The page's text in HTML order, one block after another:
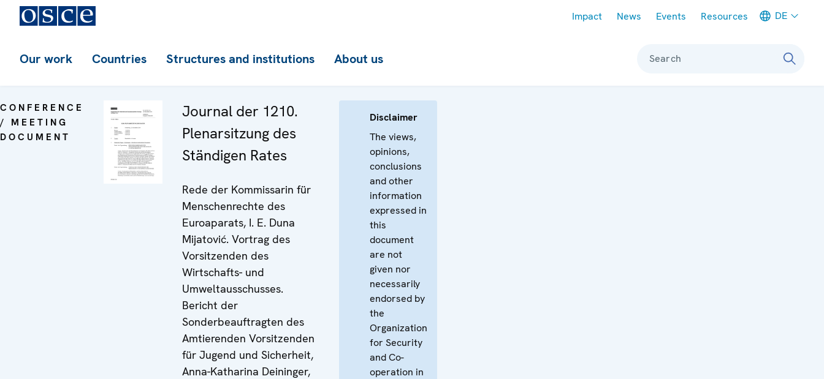
Impact News Events Resources DE
Our work Countries Structures and institutions About us Search
CONFERENCE
/ MEETING
DOCUMENT
Journal der 1210.
Plenarsitzung des
Ständigen Rates
Rede der Kommissarin für
Menschenrechte des
Euroaparats, I. E. Duna
Mijatović. Vortrag des
Vorsitzenden des
Wirtschafts- und
Umweltausschusses.
Bericht der
Sonderbeauftragten des
Amtierenden Vorsitzenden
für Jugend und Sicherheit,
Anna-Katharina Deininger,
Disclaimer
The views,
opinions,
conclusions
and other
information
expressed in
this
document
are not
given nor
necessarily
endorsed by
the
Organization
for Security
and Co-
operation in